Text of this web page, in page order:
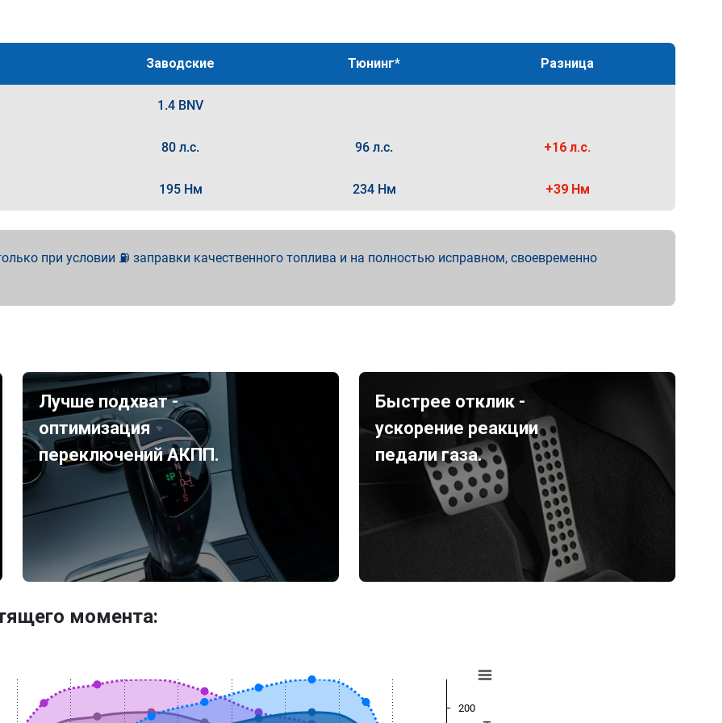
Заводские Тюнинг* Разница
1.4 BNV
80 л.с. 96 л.с. +16 л.с.
195 Нм 234 Нм +39 Нм
при условии ⛽ заправки качественного топлива и на полностью исправном, своевременно
Лучше подхват -
оптимизация
переключений АКПП.
Быстрее отклик -
ускорение реакции
педали газа.
момента:
200